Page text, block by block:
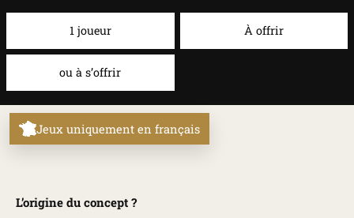
1 joueur À offrir
ou à s’offrir
Jeux uniquement en français
L’origine du concept ?